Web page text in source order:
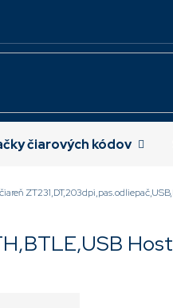
čiarových kódov
Host